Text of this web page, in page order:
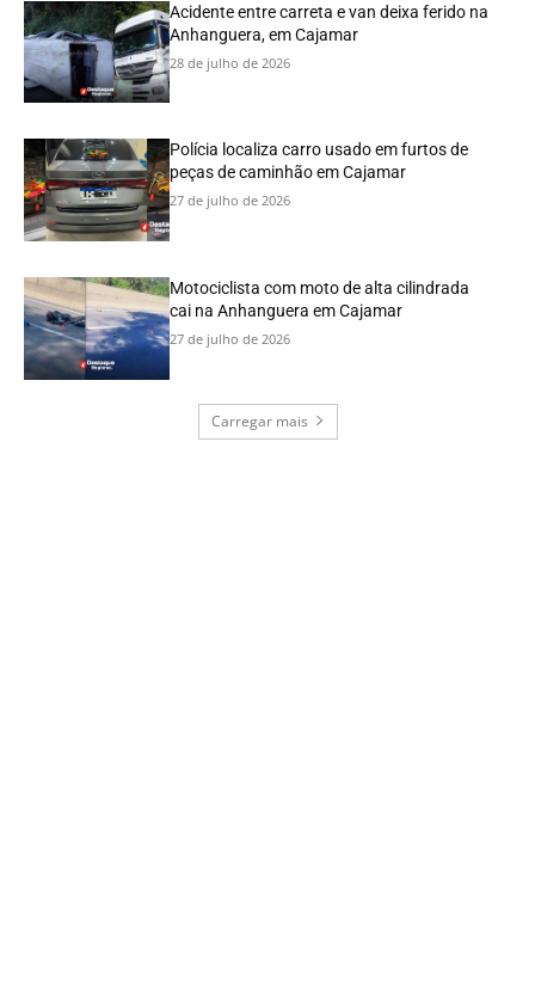
Acidente entre carreta e van deixa ferido na
Anhanguera, em Cajamar
28 de julho de 2026
Polícia localiza carro usado em furtos de
peças de caminhão em Cajamar
27 de julho de 2026
Motociclista com moto de alta cilindrada
cai na Anhanguera em Cajamar
27 de julho de 2026
Carregar mais